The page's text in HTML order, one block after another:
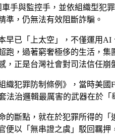
車手與監控手，並依組織型
準，仍無法有效阻斷詐騙。
早已「上太空」，不僅運用
跑，過著窮奢極侈的生活，
，正是台灣社會對司法信任崩
織犯罪防制條例》，當時美
法治邏輯最厲害的武器在於
的斷點，就在於犯罪所得的
便以「無串證之虞」駁回羈